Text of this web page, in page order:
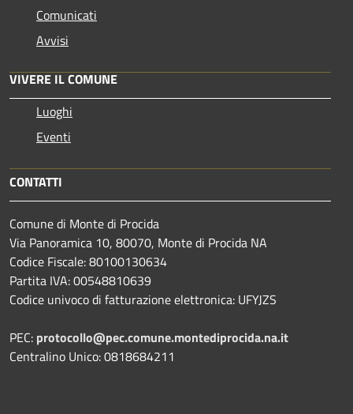
Comunicati
Avvisi
VIVERE IL COMUNE
Luoghi
Eventi
CONTATTI
Comune di Monte di Procida
Via Panoramica 10, 80070, Monte di Procida NA
Codice Fiscale: 80100130634
Partita IVA: 00548810639
Codice univoco di fatturazione elettronica: UFYJZS
PEC: protocollo@pec.comune.montediprocida.na.it
Centralino Unico:0818684211